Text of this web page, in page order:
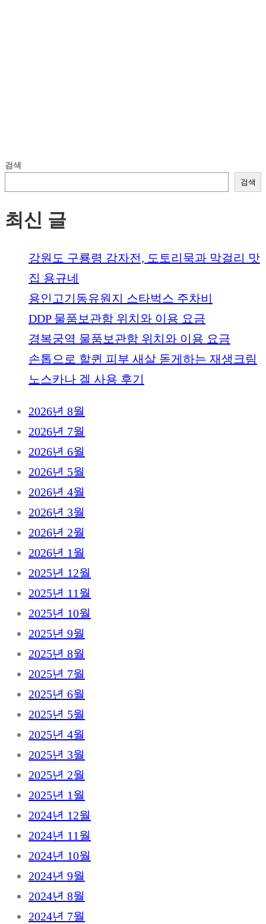
검색
검색
최신 글
강원도 구룡령 감자전, 도토리묵과 막걸리 맛
집 용규네
용인고기동유원지 스타벅스 주차비
DDP 물품보관함 위치와 이용 요금
경복궁역 물품보관함 위치와 이용 요금
손톱으로 할퀸 피부 새살 돋게하는 재생크림
노스카나 겔 사용 후기
2026년 8월
2026년 7월
2026년 6월
2026년 5월
2026년 4월
2026년 3월
2026년 2월
2026년 1월
2025년 12월
2025년 11월
2025년 10월
2025년 9월
2025년 8월
2025년 7월
2025년 6월
2025년 5월
2025년 4월
2025년 3월
2025년 2월
2025년 1월
2024년 12월
2024년 11월
2024년 10월
2024년 9월
2024년 8월
2024년 7월